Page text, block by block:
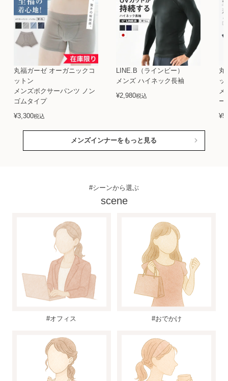
丸福ガーゼ オーガニックコ
ットン
メンズボクサーパンツ ノン
ゴムタイプ
¥3,300税込
LINE.B（ラインビー）
メンズ ハイネック長袖
¥2,980税込
丸
ッ
メ
ー
¥
メンズインナーをもっと見る
#シーンから選ぶ
scene
#オフィス #おでかけ